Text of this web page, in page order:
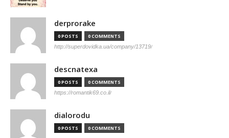
derprorake
0 POSTS 0 COMMENTS
http://superdovidka.ua/company/13719/
descnatexa
0 POSTS 0 COMMENTS
https://romantik69.co.il/
dialorodu
0 POSTS 0 COMMENTS